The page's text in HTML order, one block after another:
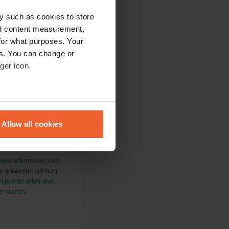
such as cookies to store
content measurement,
what purposes. Your
You can change or
icon.
meters
our traffic. We also share
may combine it with
Allow all cookies
NIET
ons
groenten uit hun
je met alles wat
waren